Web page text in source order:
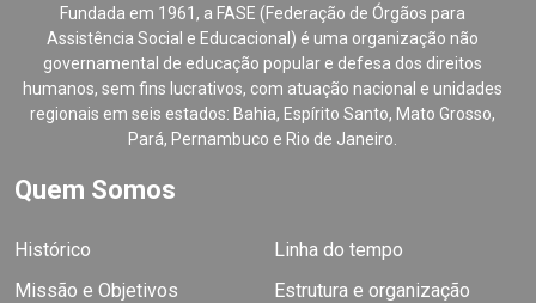
Fundada em 1961, a FASE (Federação de Órgãos para
Assistência Social e Educacional) é uma organização não
governamental de educação popular e defesa dos direitos
humanos, sem fins lucrativos, com atuação nacional e unidades
regionais em seis estados: Bahia, Espírito Santo, Mato Grosso,
Pará, Pernambuco e Rio de Janeiro.
Quem Somos
Histórico
Linha do tempo
Missão e Objetivos
Estrutura e organização